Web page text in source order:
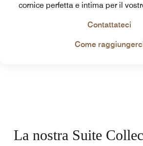
cornice perfetta e intima per il
Contattateci
Come
La nostra Suite